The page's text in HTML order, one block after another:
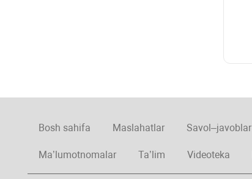
Bosh sahifa Maslahatlar Savol–javoblar
Ma’lumotnomalar Ta’lim Videoteka